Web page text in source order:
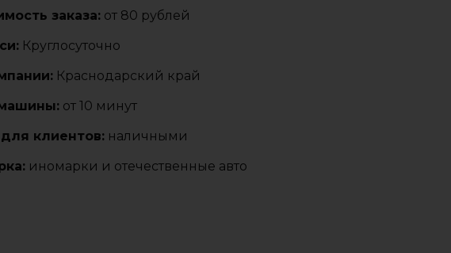
заказа: от 80 рублей
Круглосуточно
Краснодарский край
от 10 минут
клиентов: наличными
иномарки и отечественные авто